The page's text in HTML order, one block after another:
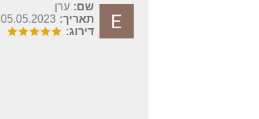
שם: ערן
תאריך: 05.05.2023
דירוג: